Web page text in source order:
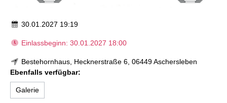
30.01.2027 19:19
Einlassbeginn: 30.01.2027 18:00
Bestehornhaus, Hecknerstraße 6, 06449 Aschersleben
Ebenfalls verfügbar:
Galerie